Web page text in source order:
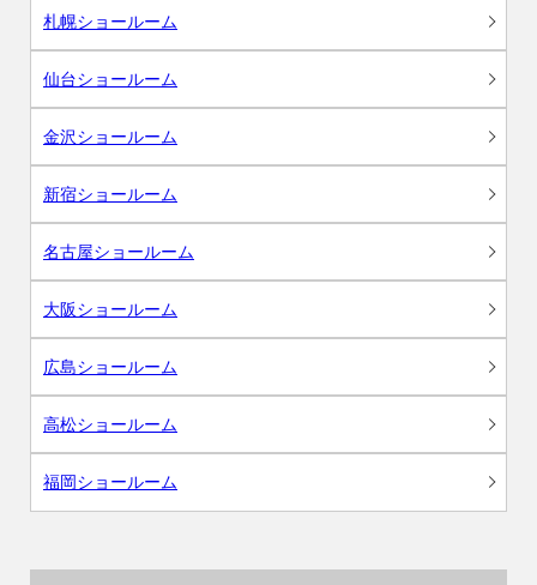
札幌ショールーム
仙台ショールーム
金沢ショールーム
新宿ショールーム
名古屋ショールーム
大阪ショールーム
広島ショールーム
高松ショールーム
福岡ショールーム